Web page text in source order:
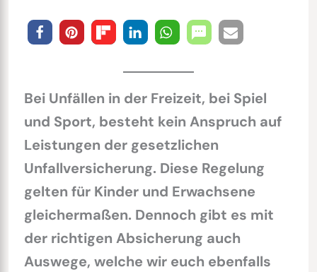
Bei Unfällen in der Freizeit, bei Spiel
und Sport, besteht kein Anspruch auf
Leistungen der gesetzlichen
Unfallversicherung. Diese Regelung
gelten für Kinder und Erwachsene
gleichermaßen. Dennoch gibt es mit
der richtigen Absicherung auch
Auswege, welche wir euch ebenfalls